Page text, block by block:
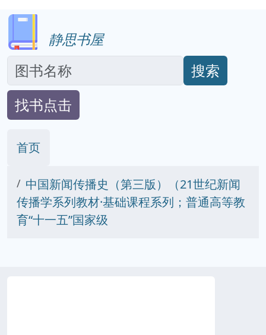
静思书屋
搜索
找书点击
首页
中国新闻传播史（第三版）（21世纪新闻
传播学系列教材·基础课程系列；普通高等教
育“十一五”国家级